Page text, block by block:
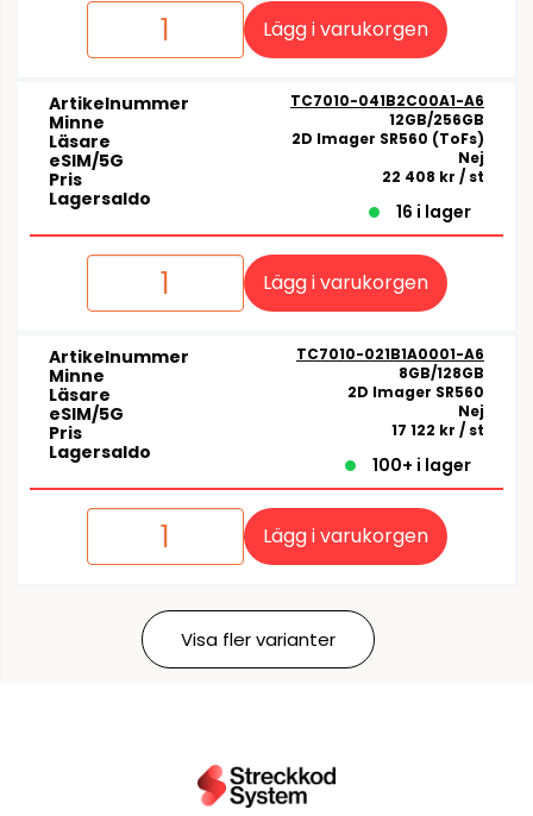
Lägg i varukorgen
Artikelnummer TC7010-041B2C00A1-A6
Minne 12GB/256GB
Läsare 2D Imager SR560 (ToFs)
eSIM/5G Nej
Pris 22 408 kr / st
Lagersaldo
16 i lager
Lägg i varukorgen
Artikelnummer TC7010-021B1A0001-A6
Minne 8GB/128GB
Läsare 2D Imager SR560
eSIM/5G Nej
Pris 17 122 kr / st
Lagersaldo
100+ i lager
Lägg i varukorgen
Visa fler varianter